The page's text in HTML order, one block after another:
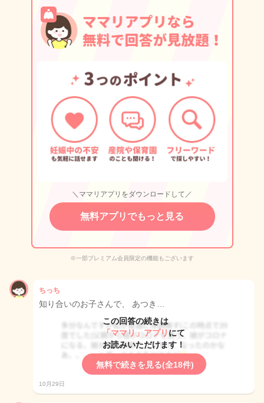
＼ママリアプリをダウンロードして／
無料アプリでもっと見る
※一部プレミアム会員限定の機能もございます
ちっち
知り合いのお子さんで、 あつき…
この回答の続きは
「ママリ」アプリ にて
お読みいただけます！
無料で続きを見る(全18件)
10月29日